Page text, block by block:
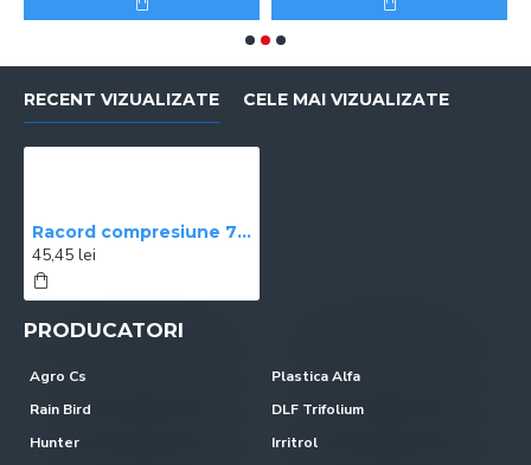
RECENT VIZUALIZATE CELE MAI VIZUALIZATE
Racord compresiune 75X2 1/2ʺ FE
45,45 lei
PRODUCATORI
Agro Cs
Plastica Alfa
Rain Bird
DLF Trifolium
Hunter
Irritrol